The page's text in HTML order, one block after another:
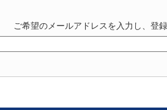
ご希望のメールアドレスを入力し、登